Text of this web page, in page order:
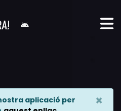
aplicació per
×